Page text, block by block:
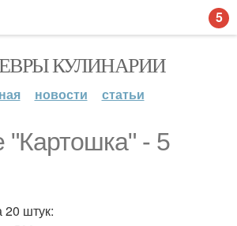
КУЛИНАРИИ
новости статьи
"Картошка" - 5
20 штук:
5